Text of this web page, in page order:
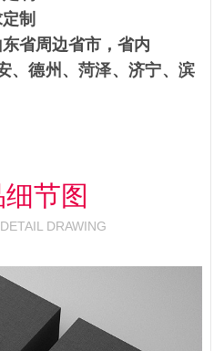
制
省周边省市，省内
、德州、菏泽、济宁、滨
节图
DRAWING